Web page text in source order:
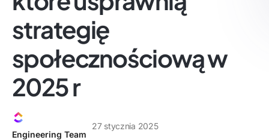
strategię
społecznościową w
2025 r
Engineering Team
27 stycznia 2025